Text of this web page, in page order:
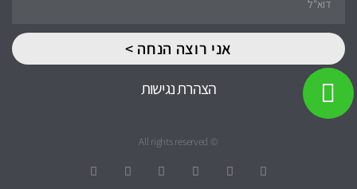
אני רוצה הנחה >
הצהרת נגישות
© All rights reserved